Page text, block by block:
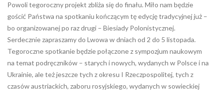
Powoli tegoroczny projekt zbliża się do finału. Miło nam będzie
gościć Państwa na spotkaniu kończącym tę edycję tradycyjnej już –
bo organizowanej po raz drugi – Biesiady Polonistycznej.
Serdecznie zapraszamy do Lwowa w dniach od 2 do 5 listopada.
Tegoroczne spotkanie będzie połączone z sympozjum naukowym
na temat podręczników – starych i nowych, wydanych w Polsce i na
Ukrainie, ale też jeszcze tych z okresu I Rzeczpospolitej, tych z
czasów austriackich, zaboru rosyjskiego, wydanych w sowieckiej